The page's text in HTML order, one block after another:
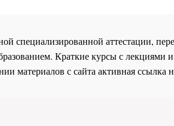
специализированной аттестации,
Краткие курсы с лекциями
материалов с сайта активная ссылка